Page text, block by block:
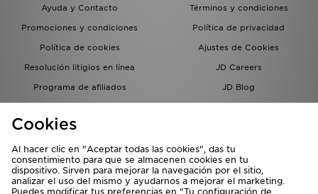
Ayuda y Contacto
Términos y condiciones
Promociones y condiciones
Política de privacidad
Política de cookies
Ajustes de Cookies
Resolución litigios en línea
JD Careers
Programa de afiliados
JD Blog
del grupo JD - Whistleblowing
Cookies
Al hacer clic en "Aceptar todas las cookies", das tu
consentimiento para que se almacenen cookies en tu
dispositivo. Sirven para mejorar la navegación por el sitio,
analizar el uso del mismo y ayudarnos a mejorar el marketing.
Puedes modificar tus preferencias en "Tu configuración de